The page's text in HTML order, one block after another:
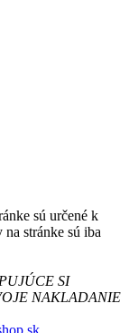
sú určené k
stránke sú iba
SI
NAKLADANIE